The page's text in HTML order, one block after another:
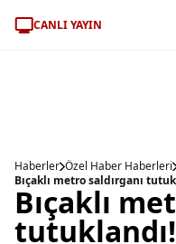
CANLI YAYIN
Haberler Özel Haber Haberleri
Bıçaklı
tutuklandı!